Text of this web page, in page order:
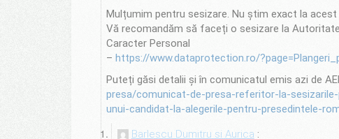
Mulțumim pentru sesizare. Nu știm exact la
Vă recomandăm să faceți o sesizare la
Caracter Personal
–https://www.dataprotection.ro/
Puteți găsi detalii și în comunicatul emis azi de
presa/comunicat-de-presa-referitor-la-
unui-candidat-la-alegerile-pentru-presedintele-
Barlescu Dumitru si Aurica